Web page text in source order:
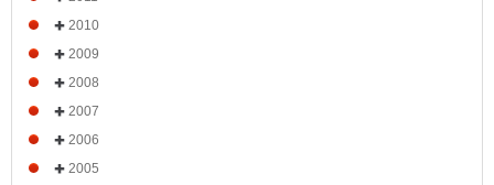
2010
2009
2008
2007
2006
2005